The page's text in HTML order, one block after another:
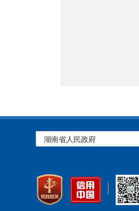
湖南省人民政府